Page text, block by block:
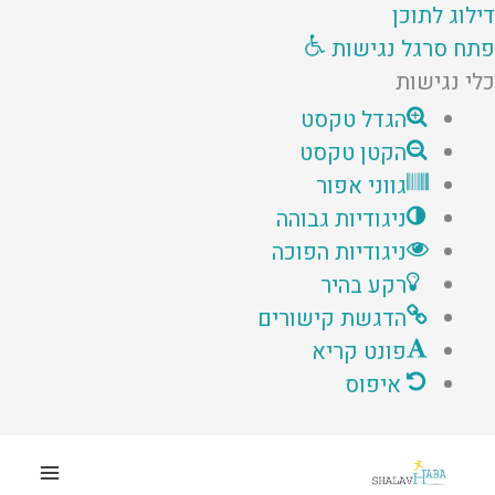
דילוג לתוכן
פתח סרגל נגישות
כלי נגישות
הגדל טקסט
הקטן טקסט
גווני אפור
ניגודיות גבוהה
ניגודיות הפוכה
רקע בהיר
הדגשת קישורים
פונט קריא
איפוס
לתוכן
MENU
TOGGLE
MENU
TOGGLE